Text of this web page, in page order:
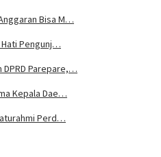
Bisa M…
Hati Pengunj…
DPRD Parepare,…
Kepala Dae…
Perd…